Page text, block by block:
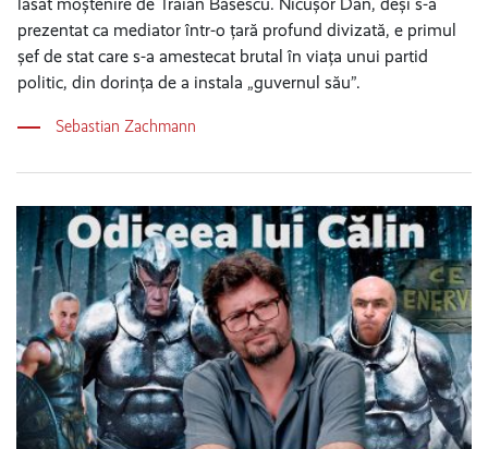
prezentat ca mediator într-o țară profund divizată, e primul
șef de stat care s-a amestecat brutal în viața unui partid
politic, din dorința de a instala „guvernul său”.
Sebastian Zachmann